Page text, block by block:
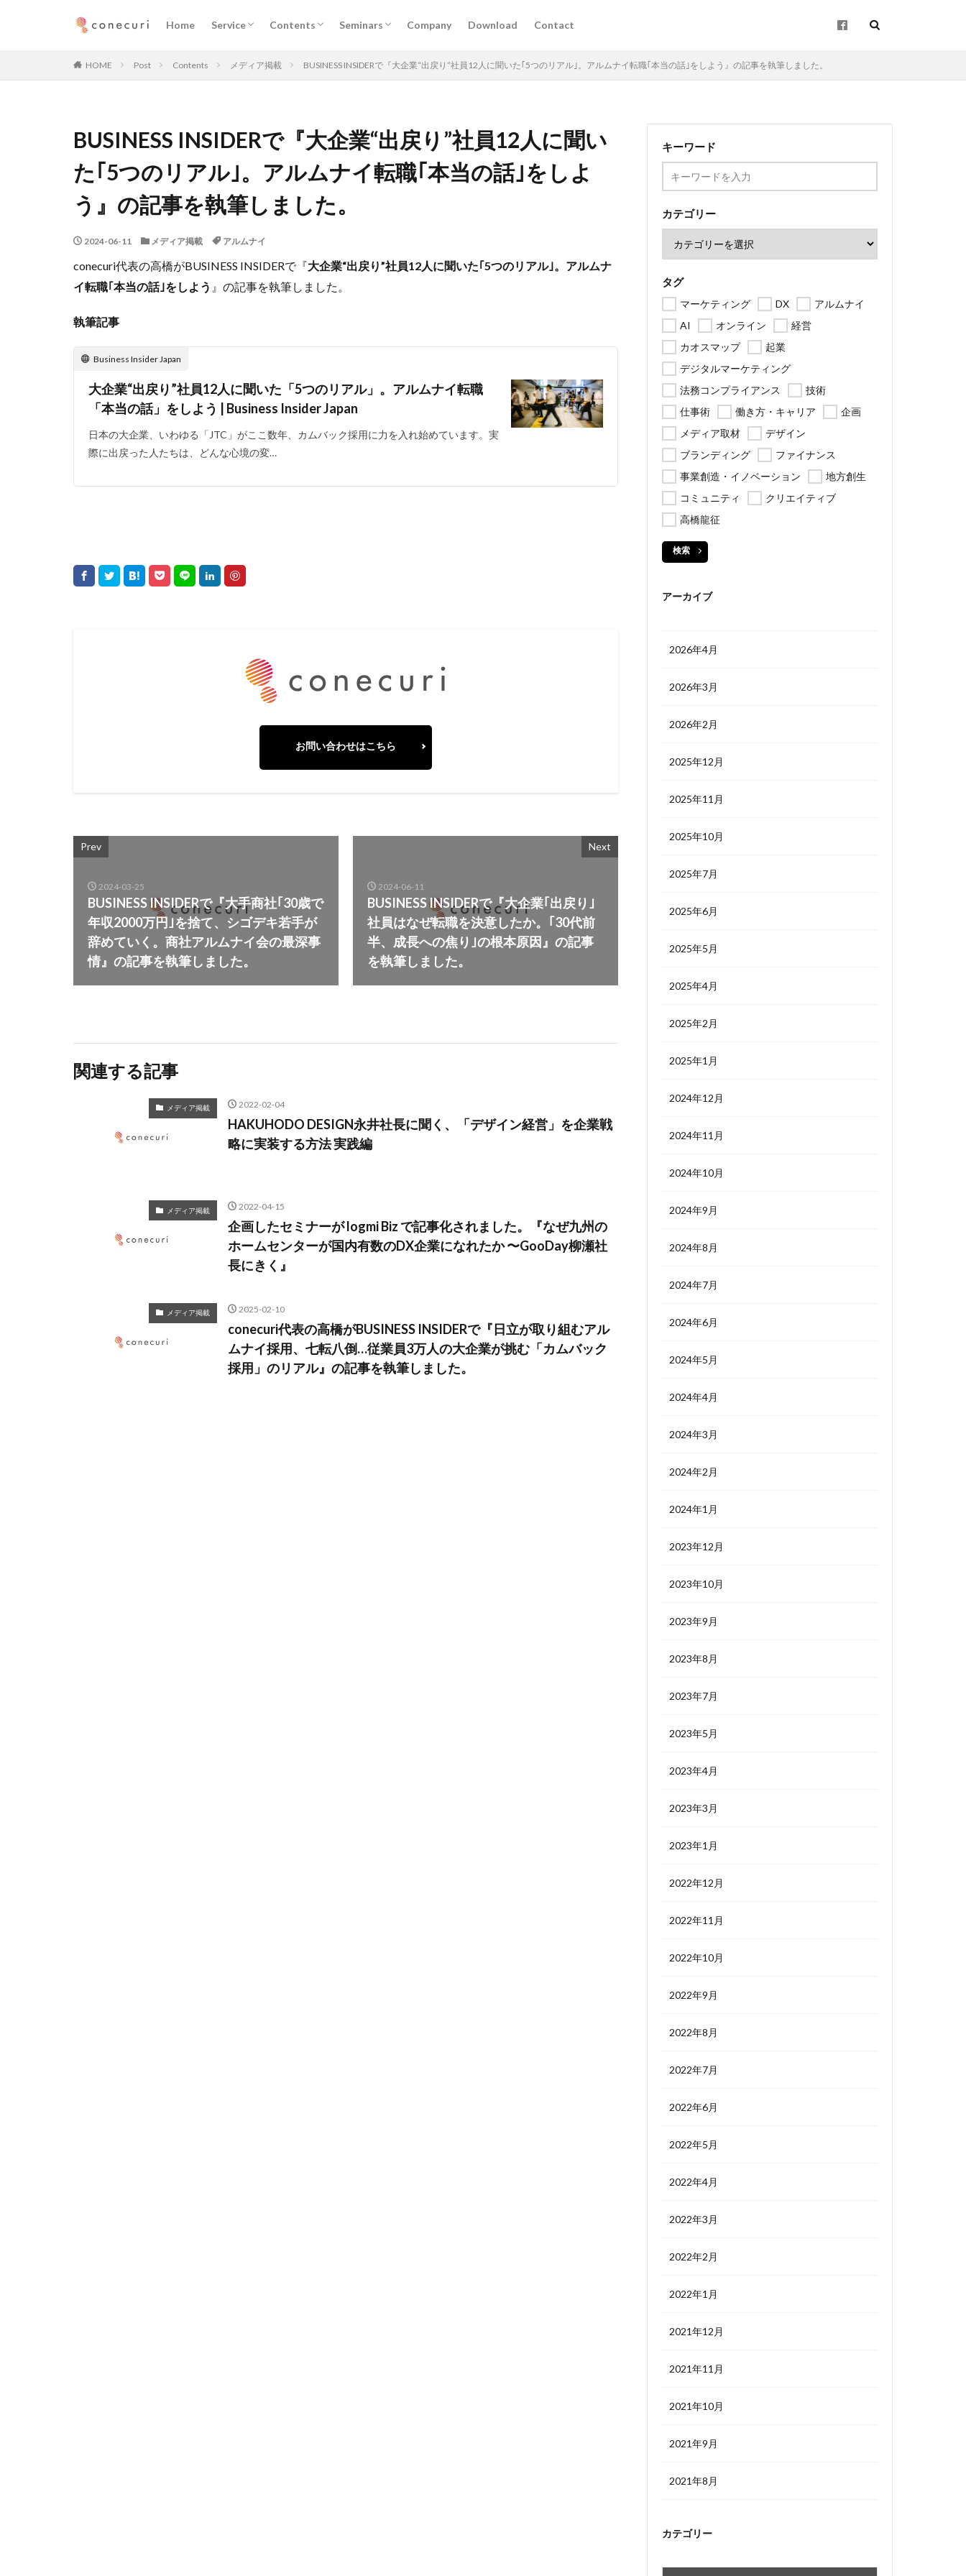
Home Service Contents Seminars Company Download Contact
HOME Post Contents メディア掲載 BUSINESS INSIDERで『大企業“出戻り”社員12人に聞いた｢5つのリアル｣。アルムナイ転職｢本当の話｣をしよう』の記事を執筆しました。
BUSINESS INSIDERで『大企業“出戻り”社員12人に聞い
た｢5つのリアル｣。アルムナイ転職｢本当の話｣をしよ
う』の記事を執筆しました。
2024-06-11 メディア掲載 アルムナイ
conecuri代表の高橋がBUSINESS INSIDERで『大企業“出戻り”社員12人に聞いた｢5つのリアル｣。アルムナ
イ転職｢本当の話｣をしよう 』の記事を執筆しました。
執筆記事
Business Insider Japan
大企業“出戻り”社員12人に聞いた「5つのリアル」。アルムナイ転職
「本当の話」をしよう | Business Insider Japan
日本の大企業、いわゆる「JTC」がここ数年、カムバック採用に力を入れ始めています。実
際に出戻った人たちは、どんな心境の変…
お問い合わせはこちら
Prev
2024-03-25
BUSINESS INSIDERで『大手商社｢30歳で
年収2000万円｣を捨て、シゴデキ若手が
辞めていく。商社アルムナイ会の最深事
情』の記事を執筆しました。
Next
2024-06-11
BUSINESS INSIDERで『大企業｢出戻り｣
社員はなぜ転職を決意したか。｢30代前
半、成長への焦り｣の根本原因』の記事
を執筆しました。
関連する記事
メディア掲載 2022-02-04
HAKUHODO DESIGN永井社長に聞く、「デザイン経営」を企業戦
略に実装する方法 実践編
メディア掲載 2022-04-15
企画したセミナーが logmi Biz で記事化されました。『なぜ九州の
ホームセンターが国内有数のDX企業になれたか 〜GooDay柳瀬社
長にきく』
メディア掲載 2025-02-10
conecuri代表の高橋がBUSINESS INSIDERで『日立が取り組むアル
ムナイ採用、七転八倒…従業員3万人の大企業が挑む「カムバック
採用」のリアル』の記事を執筆しました。
キーワード
カテゴリー
タグ
マーケティング DX
アルムナイ
AI
オンライン
経営
カオスマップ
起業
デジタルマーケティング
法務コンプライアンス
技術
仕事術
働き方・キャリア
企画
メディア取材
デザイン
ブランディング
ファイナンス
事業創造・イノベーション
地方創生
コミュニティ
クリエイティブ
高橋龍征
検索
アーカイブ
2026年4月
2026年3月
2026年2月
2025年12月
2025年11月
2025年10月
2025年7月
2025年6月
2025年5月
2025年4月
2025年2月
2025年1月
2024年12月
2024年11月
2024年10月
2024年9月
2024年8月
2024年7月
2024年6月
2024年5月
2024年4月
2024年3月
2024年2月
2024年1月
2023年12月
2023年10月
2023年9月
2023年8月
2023年7月
2023年5月
2023年4月
2023年3月
2023年1月
2022年12月
2022年11月
2022年10月
2022年9月
2022年8月
2022年7月
2022年6月
2022年5月
2022年4月
2022年3月
2022年2月
2022年1月
2021年12月
2021年11月
2021年10月
2021年9月
2021年8月
カテゴリー
マーケティング DX アルムナイ AI オンライン 経営 カオスマップ
起業
デジタルマーケティング
法務コンプライアンス 技術 仕事術 働き方・キャリア
企画
メディア取材
デザイン ブランディング ファイナンス 事業創造・イノベーション
地方創生
コミュニティ
クリエイティブ